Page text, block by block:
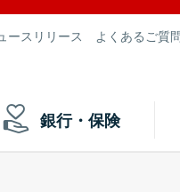
ースリリース よくあるご質
銀行・保険